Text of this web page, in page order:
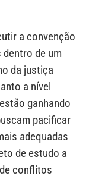
a convenção
de um
da justiça
a nível
ganhando
pacificar
adequadas
de estudo a
conflitos